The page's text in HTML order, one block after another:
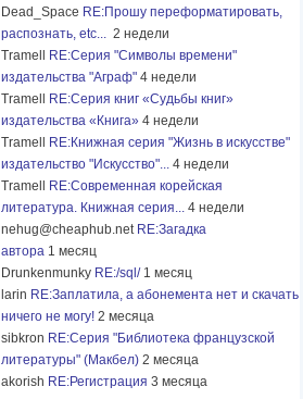
Dead_Space RE:Прошу переформатировать,
распознать, etc... 2 недели
Tramell
RE:Серия "Символы времени"
издательства "Аграф" 4 недели
Tramell
RE:Серия книг «Судьбы книг»
издательства «Книга» 4 недели
Tramell
RE:Книжная серия "Жизнь в искусстве"
издательство "Искусство"... 4 недели
Tramell
RE:Современная корейская
литература. Книжная серия... 4 недели
nehug@cheaphub.net RE:Загадка
автора 1 месяц
Drunkenmunky RE:/sql/ 1 месяц
larin RE:Заплатила, а абонемента нет и скачать
ничего не могу! 2 месяца
sibkron RE:Серия "Библиотека французской
литературы" (Макбел) 2 месяца
akorish RE:Регистрация 3 месяца